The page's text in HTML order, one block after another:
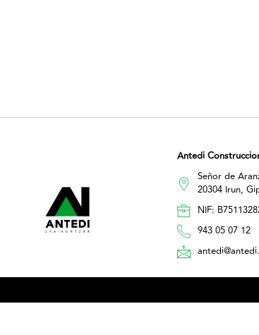
Antedi
Señor de
20304 Irun,
NIF:
943 05 07 12